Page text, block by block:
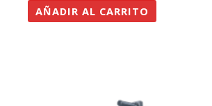
AÑADIR AL CARRITO